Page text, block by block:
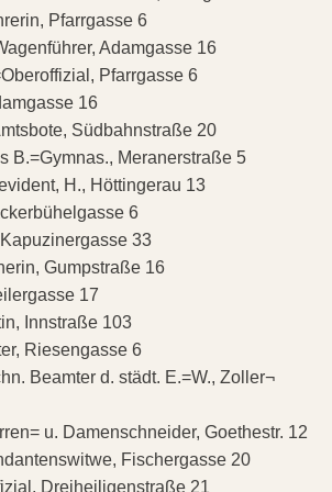
Pfarrgasse 6
Adamgasse 16
Pfarrgasse 6
16
Südbahnstraße 20
B.=Gymnas., Meranerstraße 5
H., Höttingerau 13
6
33
Gumpstraße 16
17
Innstraße 103
Riesengasse 6
Beamter d. städt. E.=W., Zoller¬
u. Damenschneider, Goethestr. 12
Fischergasse 20
Dreiheiligenstraße 21